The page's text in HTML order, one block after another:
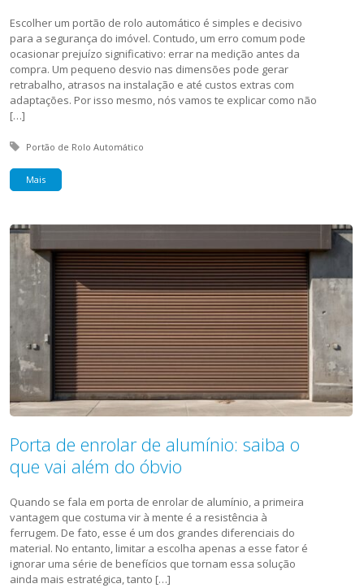
Escolher um portão de rolo automático é simples e decisivo
para a segurança do imóvel. Contudo, um erro comum pode
ocasionar prejuízo significativo: errar na medição antes da
compra. Um pequeno desvio nas dimensões pode gerar
retrabalho, atrasos na instalação e até custos extras com
adaptações. Por isso mesmo, nós vamos te explicar como não
[…]
Tagged with:
Portão de Rolo Automático
Mais
Porta de enrolar de alumínio: saiba o
que vai além do óbvio
Quando se fala em porta de enrolar de alumínio, a primeira
vantagem que costuma vir à mente é a resistência à
ferrugem. De fato, esse é um dos grandes diferenciais do
material. No entanto, limitar a escolha apenas a esse fator é
ignorar uma série de benefícios que tornam essa solução
ainda mais estratégica, tanto […]